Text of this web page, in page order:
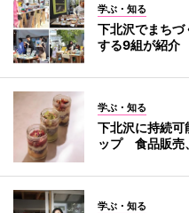
学ぶ・知る
下北沢でまち
する9組が紹介
学ぶ・知る
下北沢に持続可
ップ 食品販売
学ぶ・知る